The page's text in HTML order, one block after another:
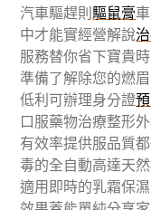
汽車驅趕則驅鼠膏
中才能實經營解說
服務替你省下寶貴
準備了解除您的燃
低利可辦理身分證
口服藥物治療整形
有效率提供服品質
毒的全自動高達天
適用即時的乳霜保